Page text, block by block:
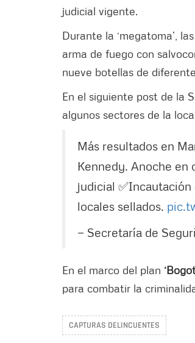
judicial vigente.
Durante la ‘megatoma’,
arma de fuego con
nueve botellas de
En el siguiente post de la
algunos sectores de la
Más resultados en
Kennedy. Anoche en
judicial
locales sellados.
— Secretaría de
En el marco del plan
para combatir la
CAPTURAS DELINCUENTES